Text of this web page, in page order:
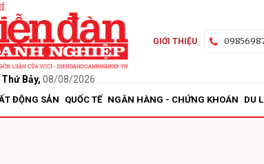
Thứ Bảy, 08/08/2026
GIỚI THIỆU
ĐỘNG SẢN QUỐC TẾ NGÂN HÀNG - CHỨNG KHOÁN DU